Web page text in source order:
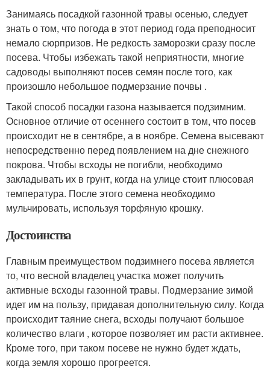
Занимаясь посадкой газонной травы осенью, следует
знать о том, что погода в этот период года преподносит
немало сюрпризов. Не редкость заморозки сразу после
посева. Чтобы избежать такой неприятности, многие
садоводы выполняют посев семян после того, как
произошло небольшое подмерзание почвы .
Такой способ посадки газона называется подзимним.
Основное отличие от осеннего состоит в том, что посев
происходит не в сентябре, а в ноябре. Семена высевают
непосредственно перед появлением на дне снежного
покрова. Чтобы всходы не погибли, необходимо
закладывать их в грунт, когда на улице стоит плюсовая
температура. После этого семена необходимо
мульчировать, используя торфяную крошку.
Достоинства
Главным преимуществом подзимнего посева является
то, что весной владелец участка может получить
активные всходы газонной травы. Подмерзание зимой
идет им на пользу, придавая дополнительную силу. Когда
происходит таяние снега, всходы получают большое
количество влаги , которое позволяет им расти активнее.
Кроме того, при таком посеве не нужно будет ждать,
когда земля хорошо прогреется.